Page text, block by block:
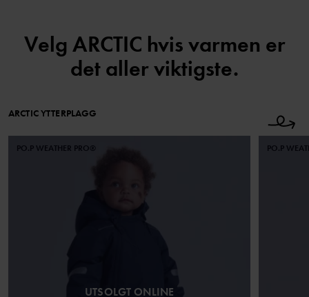
Velg ARCTIC hvis varmen er
det aller viktigste.
ARCTIC YTTERPLAGG
UTSOLGT ONLINE
PO.P WEATHER PRO® PO.P